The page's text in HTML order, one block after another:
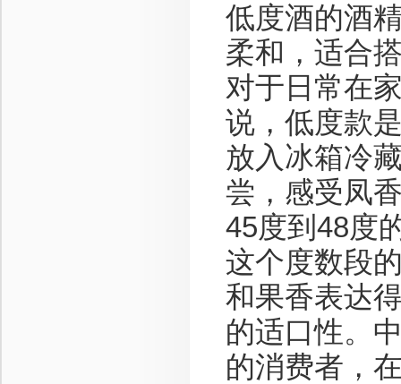
低度酒的酒
柔和，适合
对于日常在
说，低度款
放入冰箱冷
尝，感受凤
45度到48度
这个度数段
和果香表达
的适口性。
的消费者，